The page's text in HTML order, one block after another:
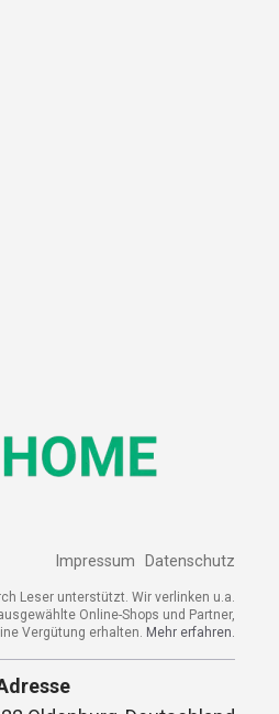
Impressum Datenschutz
Leser unterstützt. Wir verlinken u.a.
Online-Shops und Partner,
Vergütung erhalten. Mehr erfahren.